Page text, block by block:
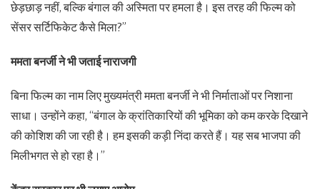
छेड़छाड़ नहीं, बल्कि बंगाल की अस्मिता पर हमला है। इस तरह की फिल्म को
सेंसर सर्टिफिकेट कैसे मिला?”
ममता बनर्जी ने भी जताई नाराजगी
बिना फिल्म का नाम लिए मुख्यमंत्री ममता बनर्जी ने भी निर्माताओं पर निशाना
साधा। उन्होंने कहा, “बंगाल के क्रांतिकारियों की भूमिका को कम करके दिखाने
की कोशिश की जा रही है। हम इसकी कड़ी निंदा करते हैं। यह सब भाजपा की
मिलीभगत से हो रहा है।”